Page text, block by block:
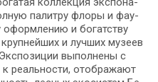
па­лит­ру фло­ры и фа­у­
и богатству
и луч­ших му­зеев
выполнены с
реальности, отображают